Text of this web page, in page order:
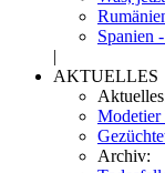
Spanien
|
AKTUELLES
Archiv: